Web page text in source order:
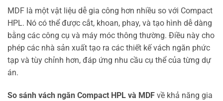
MDF là một vật liệu dễ gia công hơn nhiều so với Compact
HPL. Nó có thể được cắt, khoan, phay, và tạo hình dễ dàng
bằng các công cụ và máy móc thông thường. Điều này cho
phép các nhà sản xuất tạo ra các thiết kế vách ngăn phức
tạp và tùy chỉnh hơn, đáp ứng nhu cầu cụ thể của từng dự
án.
So sánh vách ngăn Compact HPL và MDF về khả năng gia